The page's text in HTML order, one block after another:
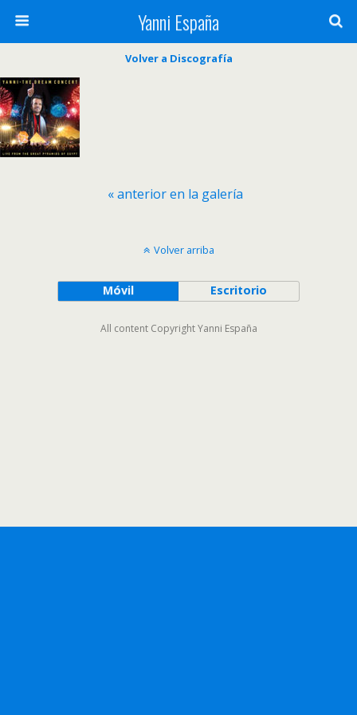
Yanni España
Volver a Discografía
« anterior en la galería
Volver arriba
Móvil Escritorio
All content Copyright Yanni España